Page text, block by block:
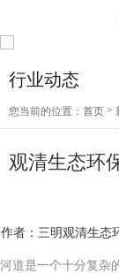
行业动态
您当前的位置： 首页 >
观清生态环
作者：三明观清生态
河道是一个十分复杂